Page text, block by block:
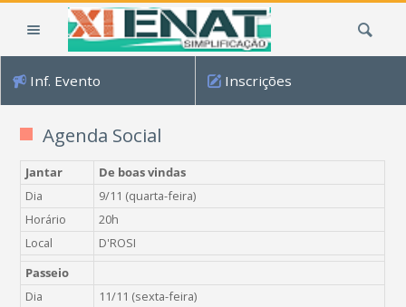
Inf. Evento Inscrições
Agenda Social
Jantar
De boas vindas
Dia
9/11 (quarta-feira)
Horário
20h
Local
D'ROSI
Passeio
Dia
11/11 (sexta-feira)